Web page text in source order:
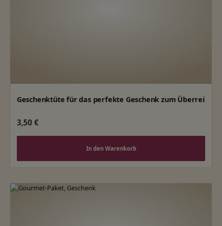
Geschenktüte für das perfekte Geschenk zum Überrei
Regulärer Preis:
3,50 €
In den Warenkorb